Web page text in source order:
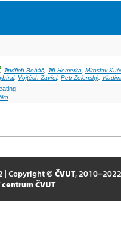
, Jindřich Boháč, Jiří Hemerka, Miroslav
, Vojtěch Zavřel, Petr Zelenský,
| Copyright © ČVUT, 2010–2022
ČVUT